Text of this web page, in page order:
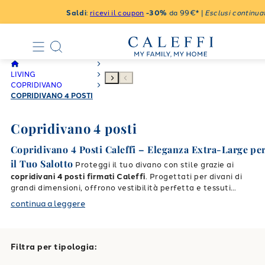
Saldi: ricevi il coupon -30% da 99€* | Esclusi
LIVING
COPRIDIVANO
COPRIDIVANO 4 POSTI
Copridivano 4 posti
Copridivano 4 Posti Caleffi – Eleganza Extra-Large
il Tuo Salotto Proteggi il tuo divano con stile grazie ai
copridivani 4 posti firmati Caleffi. Progettati per divani di
grandi dimensioni, offrono vestibilità perfetta e tessuti
durevoli, ideali per chi cerca una soluzione estetica e
funzionale. Disponibili in varianti elasticizzate, in cotone e
senza necessità di cambiare arredo.
continua a leggere
Filtra per tipologia: